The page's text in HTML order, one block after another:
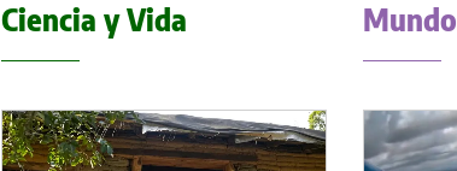
Ciencia y Vida Mundo